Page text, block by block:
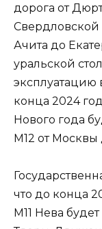
дорога от
Свердловской
Ачита до
уральской
эксплуатацию
конца 2024
Нового года
М12 от Москвы
что до конца
М11 Нева